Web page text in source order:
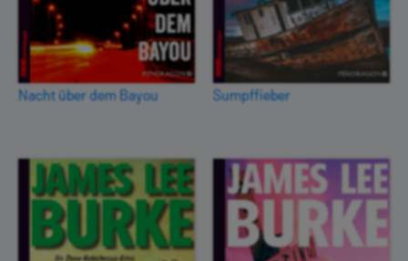
Nacht über dem Bayou Sumpffieber